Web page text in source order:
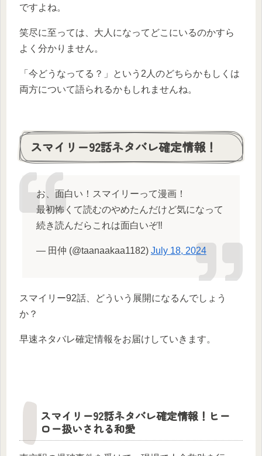
ですよね。
笑尽に至っては、大人になってどこにいるのかすら
よく分かりません。
「今どうなってる？」という2人のどちらかもしくは
両方について語られるかもしれませんね。
スマイリー92話ネタバレ確定情報！
お、面白い！スマイリーって漫画！
最初怖くて読むのやめたんだけど気になって
続き読んだらこれは面白いぞ‼️
— 田仲 (@taanaakaa1182) July 18, 2024
スマイリー92話、どういう展開になるんでしょう
か？
早速ネタバレ確定情報をお届けしていきます。
スマイリー92話ネタバレ確定情報！ヒー
ロー扱いされる和愛